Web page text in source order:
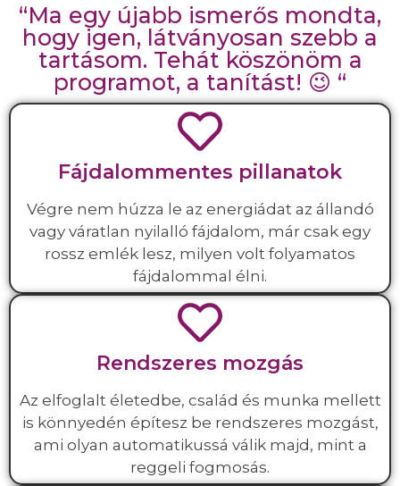
“Ma egy újabb ismerős mondta,
hogy igen, látványosan szebb a
tartásom. Tehát köszönöm a
programot, a tanítást! 😉 “
Fájdalommentes pillanatok
Végre nem húzza le az energiádat az állandó
vagy váratlan nyilalló fájdalom, már csak egy
rossz emlék lesz, milyen volt folyamatos
fájdalommal élni.
Rendszeres mozgás
Az elfoglalt életedbe, család és munka mellett
is könnyedén építesz be rendszeres mozgást,
ami olyan automatikussá válik majd, mint a
reggeli fogmosás.